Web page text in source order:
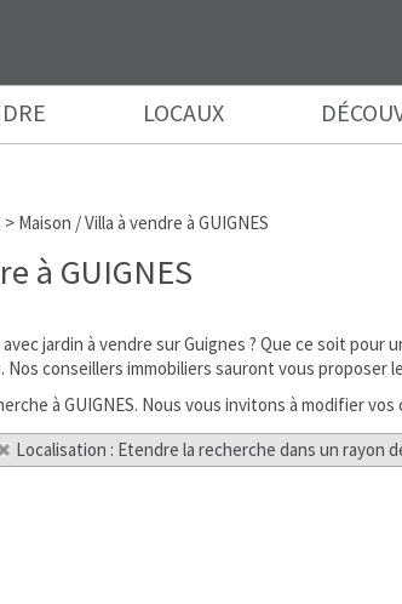
LOCAUX
> Maison / Villa à vendre à GUIGNES
à GUIGNES
jardin à vendre sur Guignes ? Que ce soit
conseillers immobiliers sauront vous proposer
à GUIGNES. Nous vous invitons à modifier
Localisation : Etendre la recherche dans un rayon